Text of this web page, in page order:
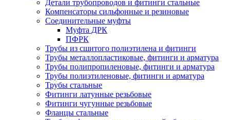
Детали трубопроводов и фитинги стальные
Компенсаторы сильфонные и резиновые
Соединительные муфты
Муфта ДРК
ПФРК
Трубы из сшитого полиэтилена и фитинги
Трубы металлопластиковые, фитинги и арматура
Трубы полипропиленовые, фитинги и арматура
Трубы полиэтиленовые, фитинги и арматура
Трубы стальные
Фитинги латунные резьбовые
Фитинги чугунные резьбовые
Фланцы стальные